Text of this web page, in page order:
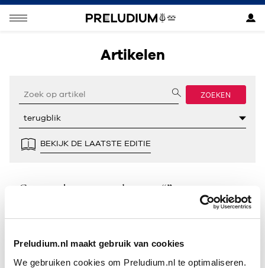
Preludium.nl maakt gebruik van cookies
We gebruiken cookies om Preludium.nl te optimaliseren.
Artikelen
ZOEKEN
BEKIJK DE LAATSTE EDITIE
Geen resultaten gevonden voor “”.